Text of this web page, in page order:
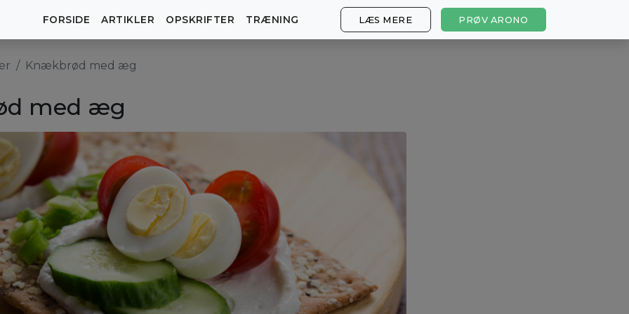
FORSIDE ARTIKLER OPSKRIFTER TRÆNING LÆS MERE PRØV ARONO
Knækbrød med æg
med æg